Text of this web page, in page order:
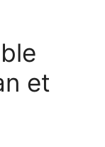
et